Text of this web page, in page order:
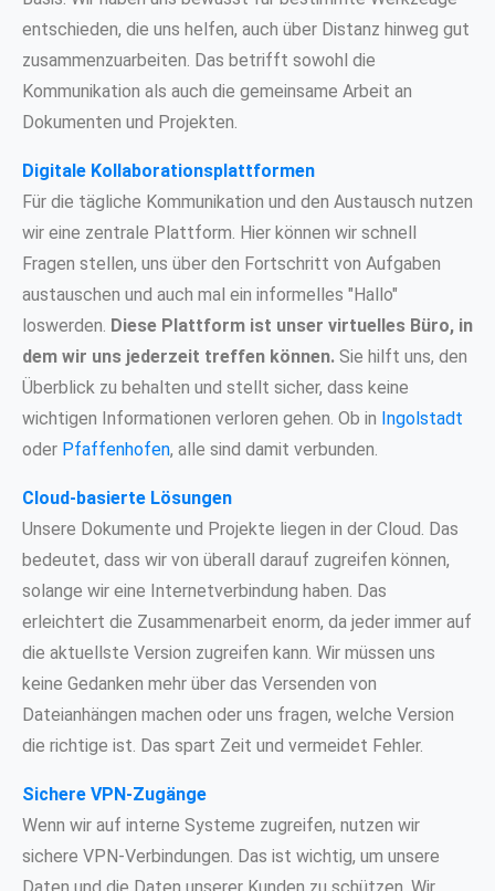
entschieden, die uns helfen, auch über Distanz hinweg gut
zusammenzuarbeiten. Das betrifft sowohl die
Kommunikation als auch die gemeinsame Arbeit an
Dokumenten und Projekten.
Digitale Kollaborationsplattformen
Für die tägliche Kommunikation und den Austausch nutzen
wir eine zentrale Plattform. Hier können wir schnell
Fragen stellen, uns über den Fortschritt von Aufgaben
austauschen und auch mal ein informelles "Hallo"
loswerden. Diese Plattform ist unser virtuelles Büro, in
dem wir uns jederzeit treffen können. Sie hilft uns, den
Überblick zu behalten und stellt sicher, dass keine
wichtigen Informationen verloren gehen. Ob in Ingolstadt
oder Pfaffenhofen, alle sind damit verbunden.
Cloud-basierte Lösungen
Unsere Dokumente und Projekte liegen in der Cloud. Das
bedeutet, dass wir von überall darauf zugreifen können,
solange wir eine Internetverbindung haben. Das
erleichtert die Zusammenarbeit enorm, da jeder immer auf
die aktuellste Version zugreifen kann. Wir müssen uns
keine Gedanken mehr über das Versenden von
Dateianhängen machen oder uns fragen, welche Version
die richtige ist. Das spart Zeit und vermeidet Fehler.
Sichere VPN-Zugänge
Wenn wir auf interne Systeme zugreifen, nutzen wir
sichere VPN-Verbindungen. Das ist wichtig, um unsere